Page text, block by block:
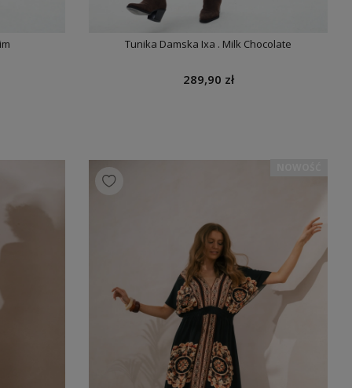
Tunika Damska Ixa . Milk Chocolate
289,90 zł